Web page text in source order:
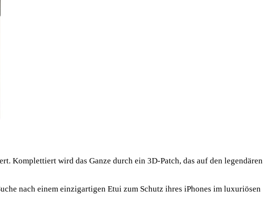
Komplettiert wird das Ganze durch ein 3D-Patch, das auf den legendären
nach einem einzigartigen Etui zum Schutz ihres iPhones im luxuriösen